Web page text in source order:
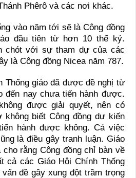
Phêrô và các nơi khác.
vào năm tới sẽ là Công đồng
đầu tiên từ hơn 10 thế kỷ.
chót với sự tham dự của các
là Công đồng Nicea năm 787.
Thống giáo đã được đề nghị từ
đến nay chưa tiến hành được.
được giải quyết, nên có
không biết Công đồng dự kiến
hành được không. Cả việc
là điều gây tranh luận. Giáo
cho rằng Công đồng chỉ bàn về
cả các Giáo Hội Chính Thống
đề gây xung đột trầm trọng